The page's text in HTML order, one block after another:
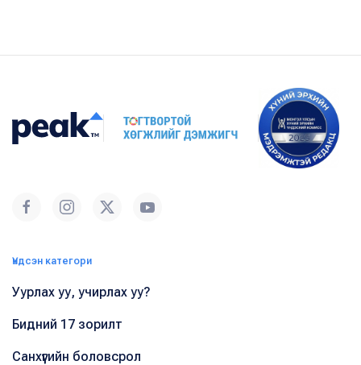
Үндсэн категори
Уурлах уу, учирлах уу?
Бидний 17 зорилт
Санхүүгийн боловсрол